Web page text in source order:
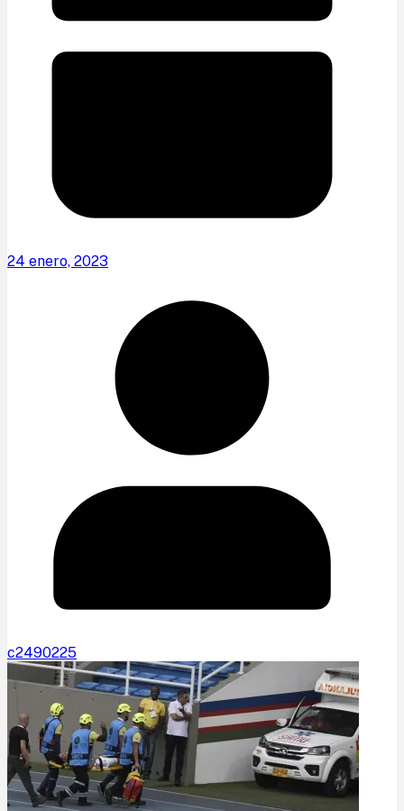
24 enero, 2023
c2490225